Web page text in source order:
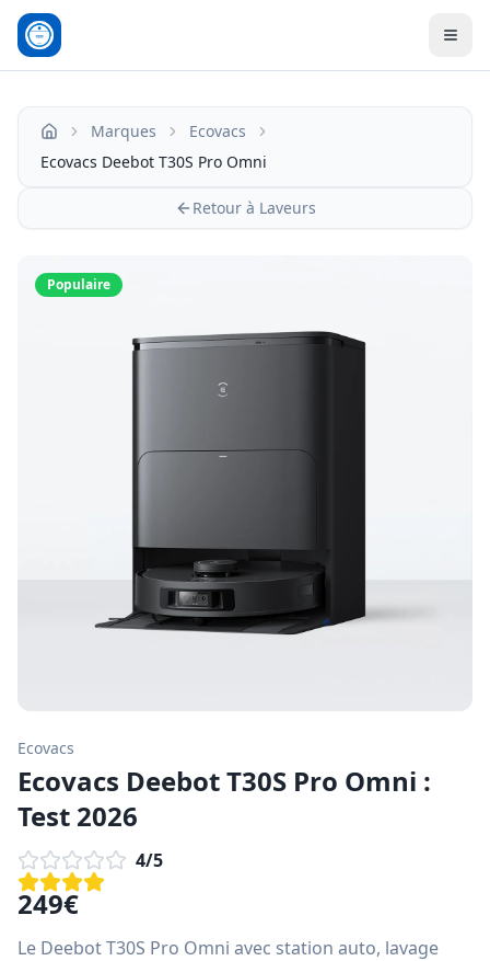
Accueil Marques
Ecovacs
Ecovacs Deebot T30S Pro Omni
Retour à Laveurs
Populaire
Ecovacs
Ecovacs Deebot T30S Pro Omni :
Test 2026
4/5
249€
Le Deebot T30S Pro Omni avec station auto, lavage